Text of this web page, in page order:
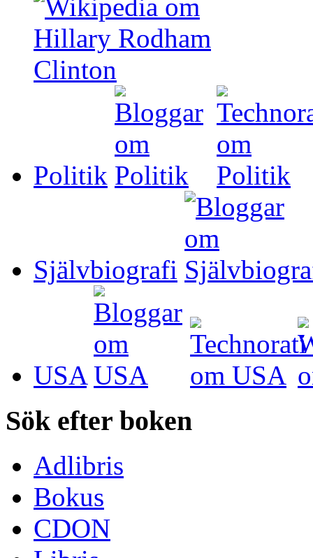
Politik
Självbiografi
USA
Sök efter boken
Adlibris
Bokus
CDON